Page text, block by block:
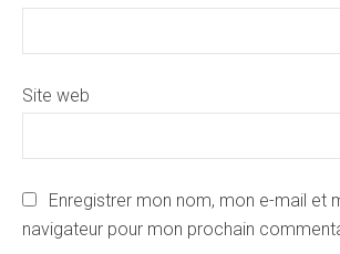
Site web
Enregistrer mon nom, mon e-mail et
navigateur pour mon prochain